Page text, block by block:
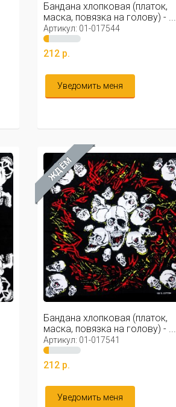
Бандана хлопковая (платок,
маска, повязка на голову) - ...
Артикул: 01-017544
212 р.
Уведомить меня
ЖДЁМ
Бандана хлопковая (платок,
маска, повязка на голову) - ...
Артикул: 01-017541
212 р.
Уведомить меня